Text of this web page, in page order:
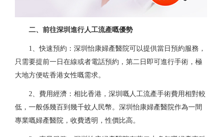
二、前往深圳進行人工流產嘅優勢
1、快速預約：深圳怡康婦產醫院可以提供當日預約服務，
只需要提前一日在線或者電話預約，第二日即可進行手術，極
大地方便咗香港女性嘅需求。
2、費用經濟：相比香港，深圳嘅人工流產手術費用相對較
低，一般係幾百到幾千蚊人民幣。深圳怡康婦產醫院作為一間
專業嘅婦產醫院，收費透明，性價比高。